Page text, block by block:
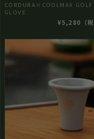
CORDURA×COOLMAX GOLF
GLOVE
¥5,280（税